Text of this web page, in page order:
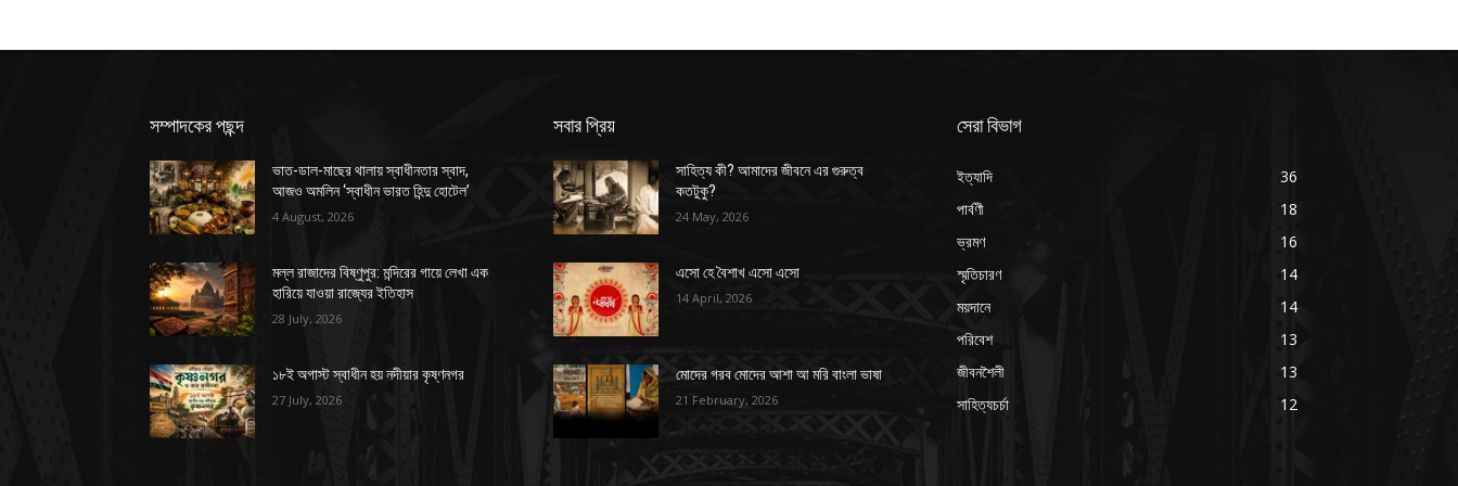
সম্পাদকের পছন্দ
ভাত-ডাল-মাছের থালায় স্বাধীনতার স্বাদ,
আজও অমলিন ‘স্বাধীন ভারত হিন্দু হোটেল’
4 August, 2026
মল্ল রাজাদের বিষ্ণুপুর: মন্দিরের গায়ে লেখা এক
হারিয়ে যাওয়া রাজ্যের ইতিহাস
28 July, 2026
১৮ই অগাস্ট স্বাধীন হয় নদীয়ার কৃষ্ণনগর
27 July, 2026
সবার প্রিয়
সাহিত্য কী? আমাদের জীবনে এর গুরুত্ব
কতটুকু?
24 May, 2026
এসো হে বৈশাখ এসো এসো
14 April, 2026
মোদের গরব মোদের আশা আ মরি বাংলা ভাষা
21 February, 2026
সেরা বিভাগ
ইত্যাদি
36
পার্বণী
18
ভ্রমণ
16
স্মৃতিচারণ
14
ময়দানে
14
পরিবেশ
13
জীবনশৈলী
13
সাহিত্যচর্চা
12